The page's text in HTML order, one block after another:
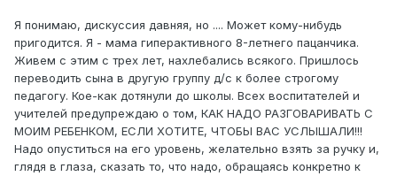
Я понимаю, дискуссия давняя, но .... Может кому-нибудь
пригодится. Я - мама гиперактивного 8-летнего пацанчика.
Живем с этим с трех лет, нахлебались всякого. Пришлось
переводить сына в другую группу д/с к более строгому
педагогу. Кое-как дотянули до школы. Всех воспитателей и
учителей предупреждаю о том, КАК НАДО РАЗГОВАРИВАТЬ С
МОИМ РЕБЕНКОМ, ЕСЛИ ХОТИТЕ, ЧТОБЫ ВАС УСЛЫШАЛИ!!!
Надо опуститься на его уровень, желательно взять за ручку и,
глядя в глаза, сказать то, что надо, обращаясь конкретно к